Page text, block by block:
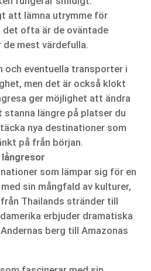
att lämna utrymme för
ofta är de oväntade
de mest värdefulla.
och eventuella transporter i
men det är också klokt
ger möjlighet att ändra
stanna längre på platser du
nya destinationer som
på från början.
som lämpar sig för en
sin mångfald av kulturer,
Thailands stränder till
erbjuder dramatiska
berg till Amazonas